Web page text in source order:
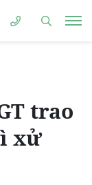
trao
xử